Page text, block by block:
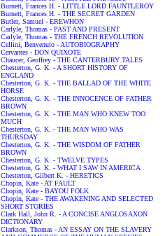
Burnett, Frances H. - LITTLE LORD FAUNTLEROY
Burnett, Frances H. - THE SECRET GARDEN
Butler, Samuel - EREWHON
Carlyle, Thomas - PAST AND PRESENT
Carlyle, Thomas - THE FRENCH REVOLUTION
Cellini, Benvenuto - AUTOBIOGRAPHY
Cervantes - DON QUIXOTE
Chaucer, Geoffrey - THE CANTERBURY TALES
Chesterton, G. K. - A SHORT HISTORY OF
ENGLAND
Chesterton, G. K. - THE BALLAD OF THE WHITE
HORSE
Chesterton, G. K. - THE INNOCENCE OF FATHER
BROWN
Chesterton, G. K. - THE MAN WHO KNEW TOO
MUCH
Chesterton, G. K. - THE MAN WHO WAS
THURSDAY
Chesterton, G. K. - THE WISDOM OF FATHER
BROWN
Chesterton, G. K. - TWELVE TYPES
Chesterton, G. K. - WHAT I SAW IN AMERICA
Chesterton, Gilbert K. - HERETICS
Chopin, Kate - AT FAULT
Chopin, Kate - BAYOU FOLK
Chopin, Kate - THE AWAKENING AND SELECTED
SHORT STORIES
Clark Hall, John R. - A CONCISE ANGLOSAXON
DICTIONARY
Clarkson, Thomas - AN ESSAY ON THE SLAVERY